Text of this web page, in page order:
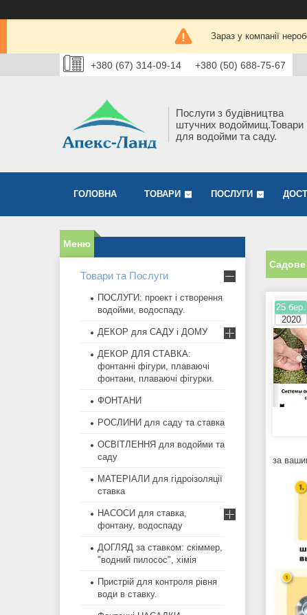
Зараз у компанії
+380 (67) 314-09-14 +380 (50) 688-75-67
Послуги з будівництва
штучних водоймищ.Товари
для водойми та саду.
ГОЛОВНА ТОВАРИ ПОСЛУГИ
Садове
25 бер.
2020
за
Товари та Послуги
ПОСЛУГИ: проект і створення
водойми, водоспаду.
ДЕКОР для САДУ і ДОМУ
ДЕКОР ДЛЯ СТАВКА:
фонтанні фігури, плаваючі
фонтани, плаваючі фігурки.
ФОНТАНИ
РОСЛИНИ для саду та ставка
ОСВІТЛЕННЯ для водойми та
саду
МАТЕРІАЛИ для гідроізоляції
ставка
НАСОСИ для ставка,
фонтану, водоспаду
ДОГЛЯД за ставком: скіммер,
"водний пилосос", хімія
Пристрій для контроля рівня
води в ставку.